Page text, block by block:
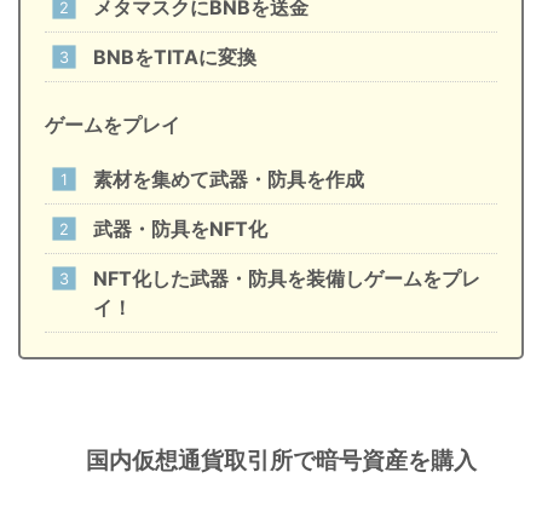
メタマスクにBNBを送金
BNBをTITAに変換
ゲームをプレイ
素材を集めて武器・防具を作成
武器・防具をNFT化
NFT化した武器・防具を装備しゲームをプレ
イ！
国内仮想通貨取引所で暗号資産を購入